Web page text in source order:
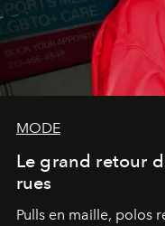
MODE
Le grand retour
rues
Pulls en maille, polos